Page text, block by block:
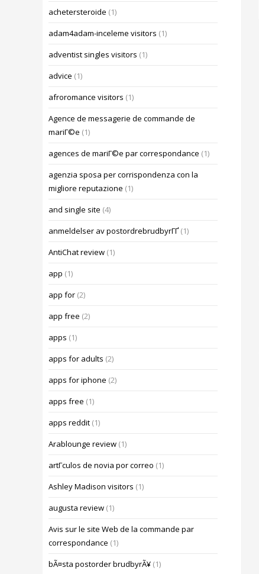
achetersteroide (1)
adam4adam-inceleme visitors (1)
adventist singles visitors (1)
advice (1)
afroromance visitors (1)
Agence de messagerie de commande de
mariГ©e (1)
agences de mariГ©e par correspondance (1)
agenzia sposa per corrispondenza con la
migliore reputazione (1)
and single site (4)
anmeldelser av postordrebrudbyrГҐ (1)
AntiChat review (1)
app (1)
app for (2)
app free (2)
apps (1)
apps for adults (2)
apps for iphone (2)
apps free (1)
apps reddit (1)
Arablounge review (1)
artГ­culos de novia por correo (1)
Ashley Madison visitors (1)
augusta review (1)
Avis sur le site Web de la commande par
correspondance (1)
bÃ¤sta postorder brudbyrÃ¥ (1)